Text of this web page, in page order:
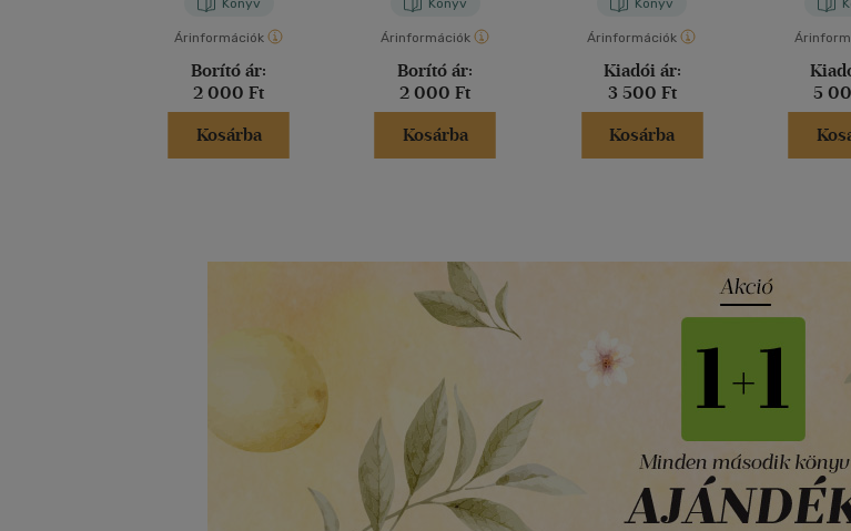
Könyv
Árinformációk
Borító ár:
2 000 Ft
Kosárba
Könyv
Árinformációk
Borító ár:
2 000 Ft
Kosárba
Könyv
Árinformációk
Kiadói ár:
3 500 Ft
Kosárba
5